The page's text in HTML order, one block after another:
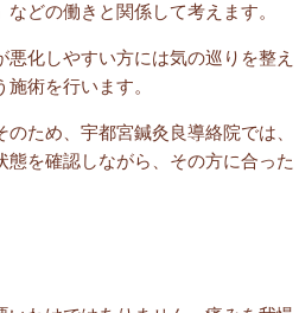
どの働きと関係して考えます。
化しやすい方には気の巡りを整え
術を行います。
ため、宇都宮鍼灸良導絡院では、
を確認しながら、その方に合った